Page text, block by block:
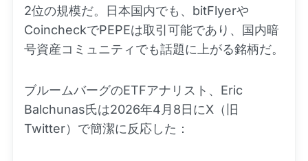
2位の規模だ。日本国内でも、bitFlyerや
CoincheckでPEPEは取引可能であり、国内暗
号資産コミュニティでも話題に上がる銘柄だ。
ブルームバーグのETFアナリスト、Eric
Balchunas氏は2026年4月8日にX（旧
Twitter）で簡潔に反応した：